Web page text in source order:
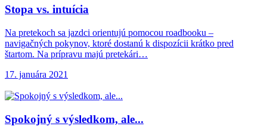
Stopa vs. intuícia
Na pretekoch sa jazdci orientujú pomocou roadbooku –
navigačných pokynov, ktoré dostanú k dispozícii krátko pred
štartom. Na prípravu majú pretekári…
17. januára 2021
Spokojný s výsledkom, ale...